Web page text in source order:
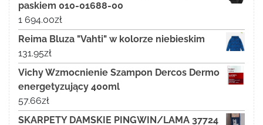
paskiem 010-01688-00
1 694.00zł
Reima Bluza "Vahti" w kolorze niebieskim
131.95zł
Vichy Wzmocnienie Szampon Dercos Dermo
energetyzujący 400ml
57.66zł
SKARPETY DAMSKIE PINGWIN/LAMA 37724